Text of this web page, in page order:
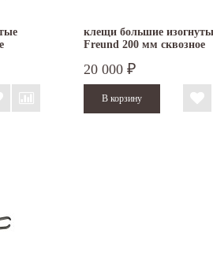
клещи большие
Freund 200 мм сквозное
20 000 ₽